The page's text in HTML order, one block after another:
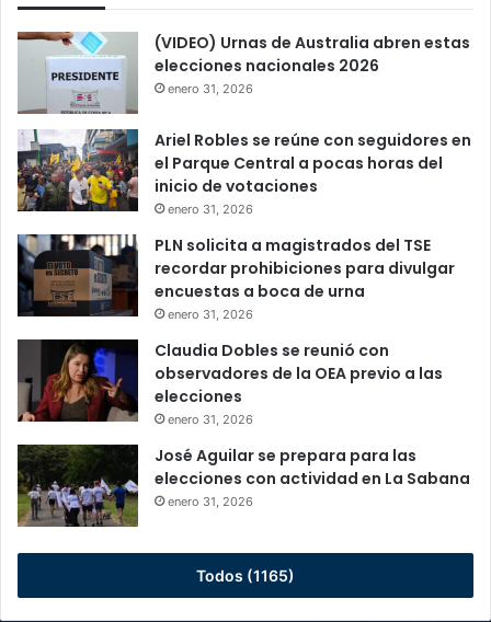
(VIDEO) Urnas de Australia abren estas
elecciones nacionales 2026
enero 31, 2026
Ariel Robles se reúne con seguidores en
el Parque Central a pocas horas del
inicio de votaciones
enero 31, 2026
PLN solicita a magistrados del TSE
recordar prohibiciones para divulgar
encuestas a boca de urna
enero 31, 2026
Claudia Dobles se reunió con
observadores de la OEA previo a las
elecciones
enero 31, 2026
José Aguilar se prepara para las
elecciones con actividad en La Sabana
enero 31, 2026
Todos (1165)